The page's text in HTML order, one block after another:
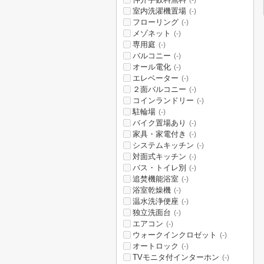
室内洗濯機置場 (-)
フローリング (-)
メゾネット (-)
専用庭 (-)
バルコニー (-)
オール電化 (-)
エレベーター (-)
２面バルコニー (-)
コインランドリー (-)
駐輪場 (-)
バイク置場あり (-)
家具・家電付き (-)
システムキッチン (-)
対面式キッチン (-)
バス・トイレ別 (-)
追焚機能浴室 (-)
浴室乾燥機 (-)
温水洗浄便座 (-)
独立洗面台 (-)
エアコン (-)
ウォークインクロゼット (-)
オートロック (-)
TVモニタ付インターホン (-)